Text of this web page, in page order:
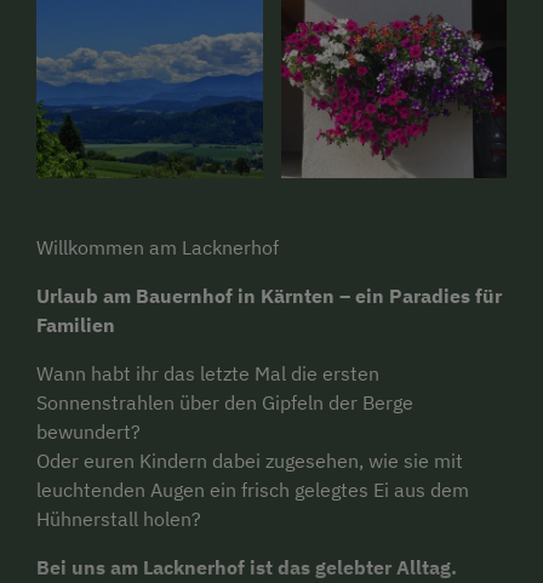
Willkommen am Lacknerhof
Urlaub am Bauernhof in Kärnten – ein Paradies für
Familien
Wann habt ihr das letzte Mal die ersten
Sonnenstrahlen über den Gipfeln der Berge
bewundert?
Oder euren Kindern dabei zugesehen, wie sie mit
leuchtenden Augen ein frisch gelegtes Ei aus dem
Hühnerstall holen?
Bei uns am Lacknerhof ist das gelebter Alltag.